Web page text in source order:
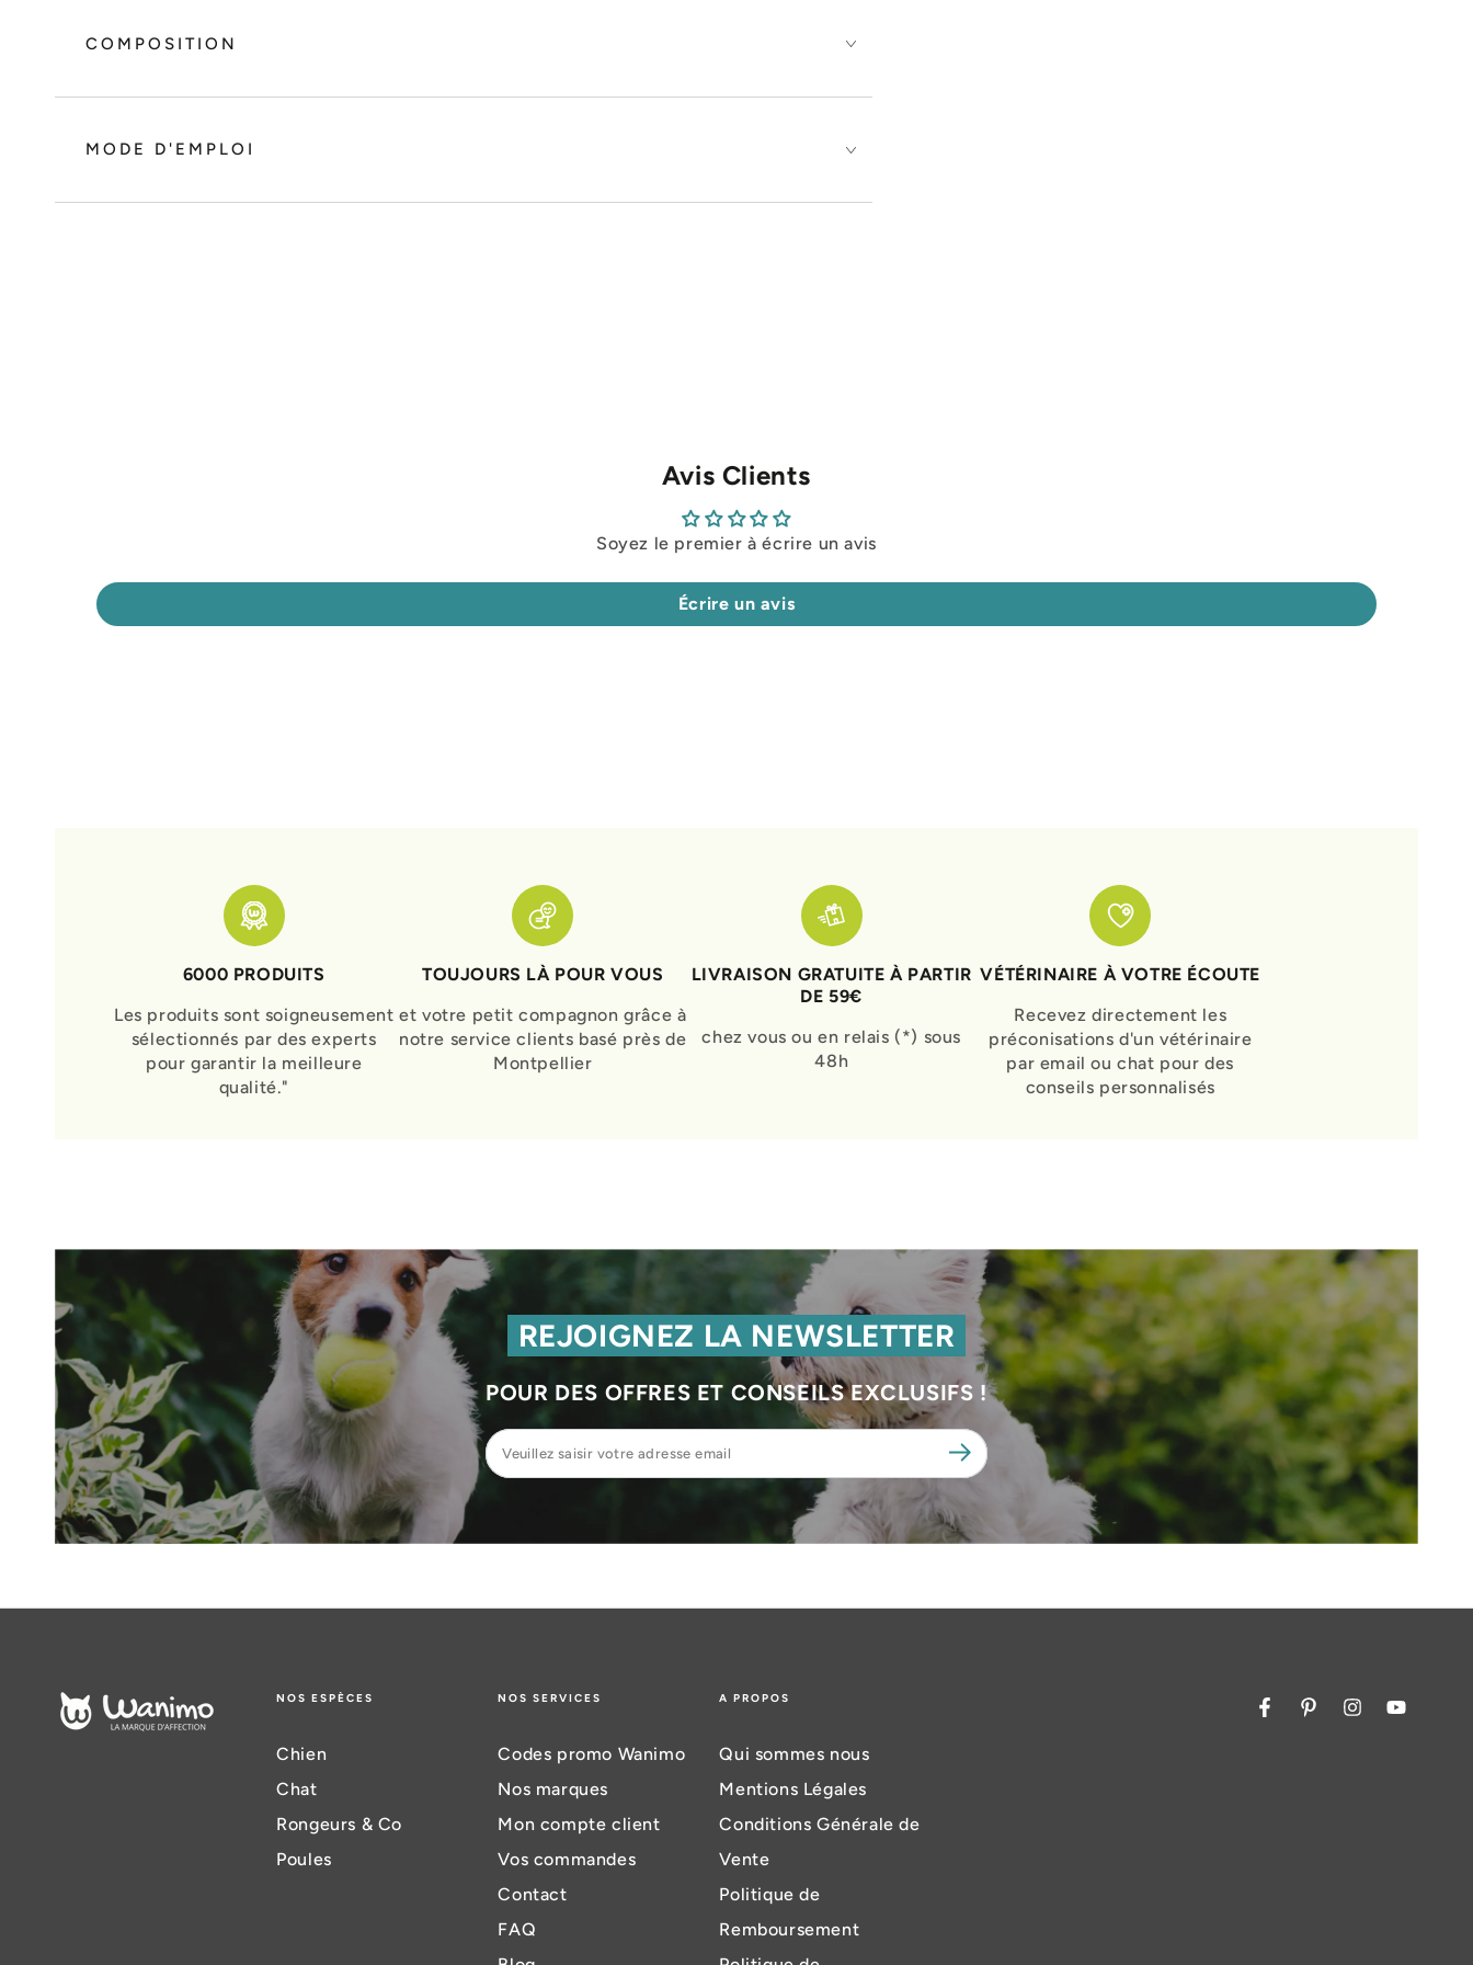
COMPOSITION
MODE D'EMPLOI
Avis Clients
Soyez le premier à écrire un avis
Écrire un avis
6000 PRODUITS
Les produits sont soigneusement
sélectionnés par des experts
pour garantir la meilleure
qualité."
TOUJOURS LÀ POUR VOUS
et votre petit compagnon grâce à
notre service clients basé près de
Montpellier
LIVRAISON GRATUITE À PARTIR
DE 59€
chez vous ou en relais (*) sous
48h
VÉTÉRINAIRE À VOTRE ÉCOUTE
Recevez directement les
préconisations d'un vétérinaire
par email ou chat pour des
conseils personnalisés
REJOIGNEZ LA NEWSLETTER
POUR DES OFFRES ET CONSEILS EXCLUSIFS !
Veuillez
saisir
NOS ESPÈCES
Chien
Chat
Rongeurs & Co
Poules
NOS SERVICES
Codes promo Wanimo
Nos marques
Mon compte client
Vos commandes
Contact
FAQ
A PROPOS
Qui sommes nous
Mentions Légales
Conditions Générale de
Vente
Politique de
Remboursement
FacebookPinterestInstagramYouTube